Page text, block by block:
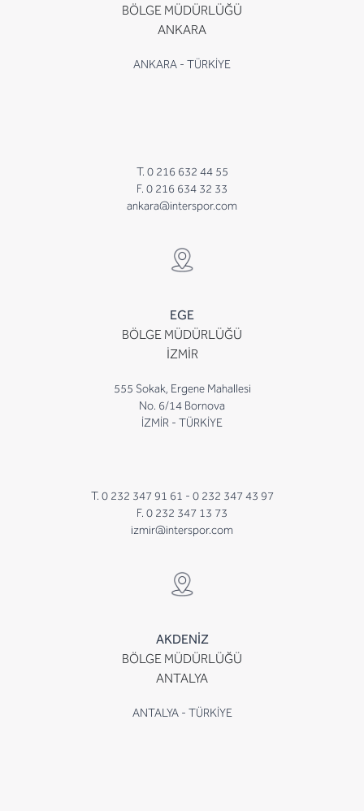
BÖLGE MÜDÜRLÜĞÜ
ANKARA
ANKARA - TÜRKİYE
T. 0 216 632 44 55
F. 0 216 634 32 33
ankara@interspor.com
EGE
BÖLGE MÜDÜRLÜĞÜ
İZMİR
555 Sokak, Ergene Mahallesi
No. 6/14 Bornova
İZMİR - TÜRKİYE
T. 0 232 347 91 61 - 0 232 347 43 97
F. 0 232 347 13 73
izmir@interspor.com
AKDENİZ
BÖLGE MÜDÜRLÜĞÜ
ANTALYA
ANTALYA - TÜRKİYE